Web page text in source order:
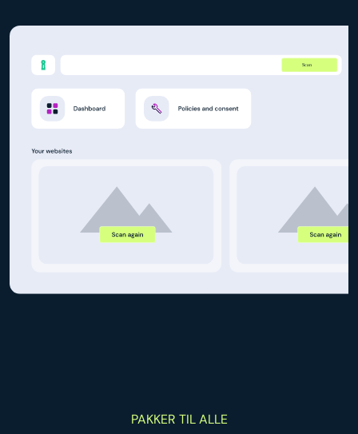
PAKKER TIL ALLE